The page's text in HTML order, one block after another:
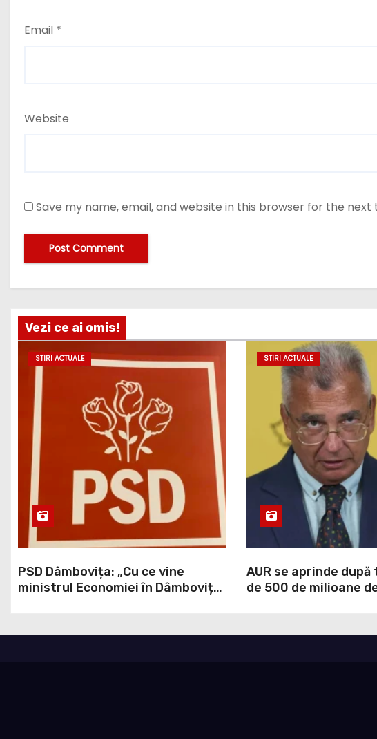
Email *
Website
Save my name, email, and website in this browser for the
Vezi ce ai omis!
STIRI ACTUALE
PSD Dâmbovița: „Cu ce vine
ministrul Economiei în Dâmbovița,
STIRI ACTUALE
AUR se aprinde
de 500 de milioane
funcţiona ca un